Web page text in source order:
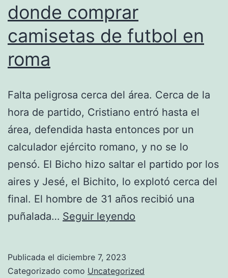
donde comprar
camisetas de futbol en
roma
Falta peligrosa cerca del área. Cerca de la
hora de partido, Cristiano entró hasta el
área, defendida hasta entonces por un
calculador ejército romano, y no se lo
pensó. El Bicho hizo saltar el partido por los
aires y Jesé, el Bichito, lo explotó cerca del
final. El hombre de 31 años recibió una
puñalada… Seguir leyendo
de
Publicada el diciembre 7, 2023
Categorizado como Uncategorized